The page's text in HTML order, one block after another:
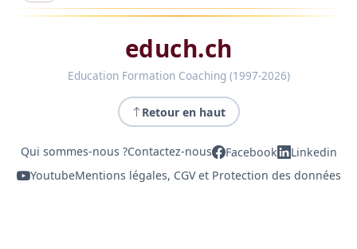
educh.ch
Education Formation Coaching (1997-2026)
Retour en haut
Qui sommes-nous ?Contactez-nous Facebook
Linkedin
YoutubeMentions légales, CGV et Protection des données